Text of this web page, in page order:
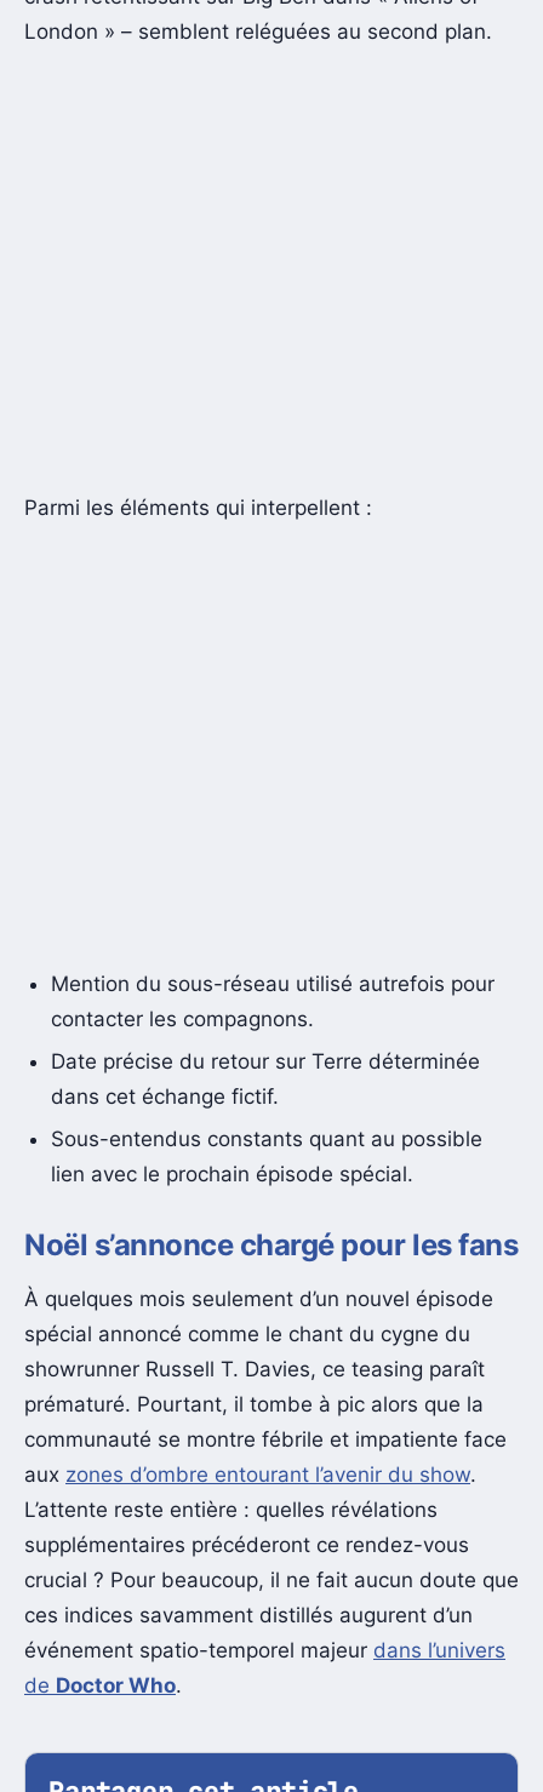
London » – semblent reléguées au second plan.
Parmi les éléments qui interpellent :
Mention du sous-réseau utilisé autrefois pour
contacter les compagnons.
Date précise du retour sur Terre déterminée
dans cet échange fictif.
Sous-entendus constants quant au possible
lien avec le prochain épisode spécial.
Noël s’annonce chargé pour les fans
À quelques mois seulement d’un nouvel épisode
spécial annoncé comme le chant du cygne du
showrunner Russell T. Davies, ce teasing paraît
prématuré. Pourtant, il tombe à pic alors que la
communauté se montre fébrile et impatiente face
aux zones d’ombre entourant l’avenir du show.
L’attente reste entière : quelles révélations
supplémentaires précéderont ce rendez-vous
crucial ? Pour beaucoup, il ne fait aucun doute que
ces indices savamment distillés augurent d’un
événement spatio-temporel majeur dans l’univers
de Doctor Who.